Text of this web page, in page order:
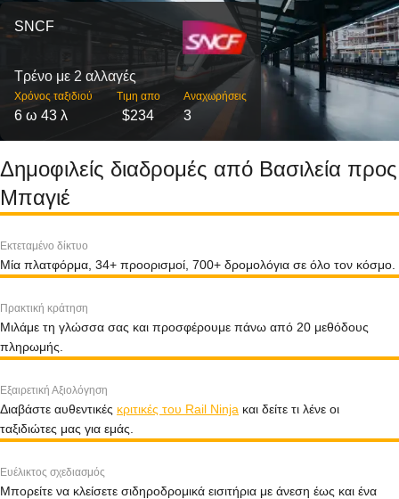
SNCF
Τρένο με 2 αλλαγές
Χρόνος ταξιδιού
6 ω 43 λ
Τιμη απο
$234
Αναχωρήσεις
3
Δημοφιλείς διαδρομές από Βασιλεία προς
Μπαγιέ
Εκτεταμένο δίκτυο
Μία πλατφόρμα, 34+ προορισμοί, 700+ δρομολόγια σε όλο τον κόσμο.
Πρακτική κράτηση
Μιλάμε τη γλώσσα σας και προσφέρουμε πάνω από 20 μεθόδους
πληρωμής.
Εξαιρετική Αξιολόγηση
Διαβάστε αυθεντικές κριτικές του Rail Ninja και δείτε τι λένε οι
ταξιδιώτες μας για εμάς.
Ευέλικτος σχεδιασμός
Μπορείτε να κλείσετε σιδηροδρομικά εισιτήρια με άνεση έως και ένα